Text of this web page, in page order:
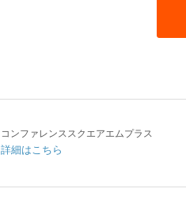
コンファレンススクエアエムプラス
詳細はこちら